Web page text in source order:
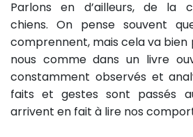
Parlons en d’ailleurs, de la
chiens. On pense souvent
comprennent, mais cela va bien
nous comme dans un livre
constamment observés et
faits et gestes sont passés
arrivent en fait à lire nos